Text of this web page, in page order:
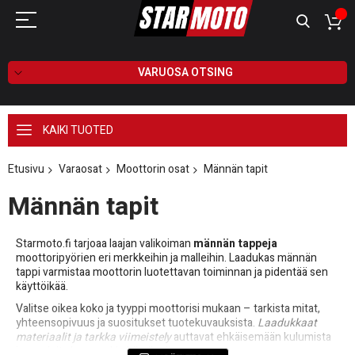
VARUOSA OTSING
KAIKI TUOTED
Etusivu Varaosat Moottorin osat Männän tapit
Männän tapit
Starmoto.fi tarjoaa laajan valikoiman männän tappeja
moottoripyörien eri merkkeihin ja malleihin. Laadukas männän
tappi varmistaa moottorin luotettavan toiminnan ja pidentää sen
käyttöikää.
Valitse oikea koko ja tyyppi moottorisi mukaan – tarkista mitat,
yhteensopivuus ja suositukset tuotekuvauksista. Laadukkaat
materiaalit ja tarkka viimeistelyauttavat ehkäisemään kulumista
ja vaurioita kovassakin käytössä.